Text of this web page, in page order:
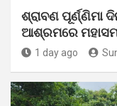
ଶ୍ରାବଣ ପୂର୍ଣ୍ଣିମା
ଆଶ୍ରମରେ
1 day ago